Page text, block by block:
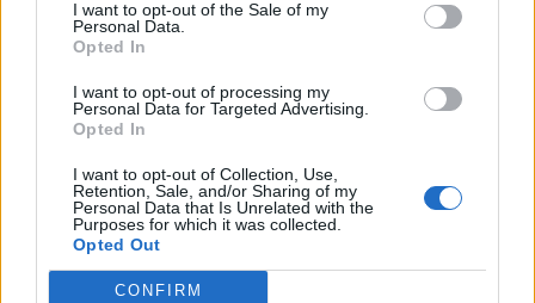
I want to opt-out of the Sale of my
Personal Data.
Opted In
I want to opt-out of processing my
Personal Data for Targeted Advertising.
Opted In
I want to opt-out of Collection, Use,
Retention, Sale, and/or Sharing of my
Personal Data that Is Unrelated with the
Purposes for which it was collected.
Opted Out
CONFIRM
Por favor seleccione los niveles:
Palabras Conectadas Respuesta de nivel 25843
Palabras Conectadas Respuesta de nivel 25844
Palabras Conectadas Respuesta de nivel 25846
Palabras Conectadas Respuesta de nivel 25847
Palabras Conectadas Respuesta de nivel 25848
Palabras Conectadas Respuesta de nivel 25849